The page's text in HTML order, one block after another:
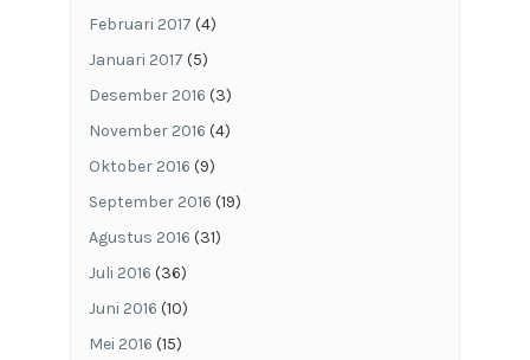
Februari 2017 (4)
Januari 2017 (5)
Desember 2016 (3)
November 2016 (4)
Oktober 2016 (9)
September 2016 (19)
Agustus 2016 (31)
Juli 2016 (36)
Juni 2016 (10)
Mei 2016 (15)